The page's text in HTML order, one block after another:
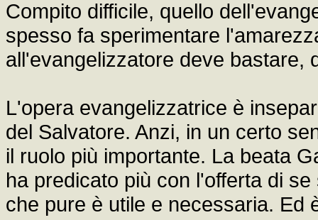
Compito difficile, quello
spesso fa sperimentare
all'evangelizzatore deve bastare,
L'opera evangelizzatrice è
del Salvatore. Anzi, in un certo
il ruolo più importante. La beata
ha predicato più con l'offerta di
che pure è utile e necessaria. Ed